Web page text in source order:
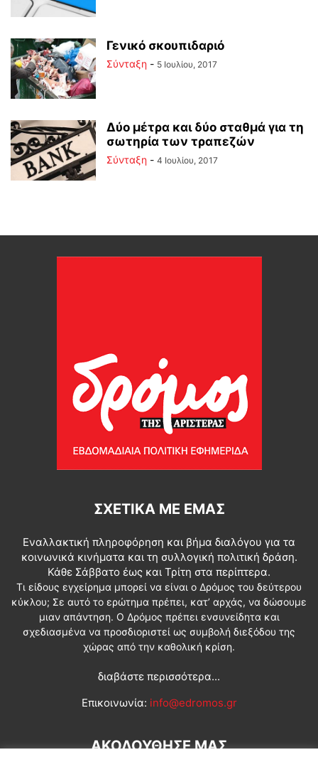
Γενικό σκουπιδαριό
Σύνταξη - 5 Ιουλίου, 2017
Δύο μέτρα και δύο σταθμά για τη
σωτηρία των τραπεζών
Σύνταξη - 4 Ιουλίου, 2017
ΣΧΕΤΙΚΆ ΜΕ ΕΜΆΣ
Εναλλακτική πληροφόρηση και βήμα διαλόγου για τα
κοινωνικά κινήματα και τη συλλογική πολιτική δράση.
Κάθε Σάββατο έως και Τρίτη στα περίπτερα.
Τι είδους εγχείρημα μπορεί να είναι ο Δρόμος του δεύτερου
κύκλου; Σε αυτό το ερώτημα πρέπει, κατ’ αρχάς, να δώσουμε
μιαν απάντηση. Ο Δρόμος πρέπει ενσυνείδητα και
σχεδιασμένα να προσδιοριστεί ως συμβολή διεξόδου της
χώρας από την καθολική κρίση.
διαβάστε περισσότερα...
Επικοινωνία: info@edromos.gr
ΑΚΟΛΟΥΘΗΣΕ ΜΑΣ